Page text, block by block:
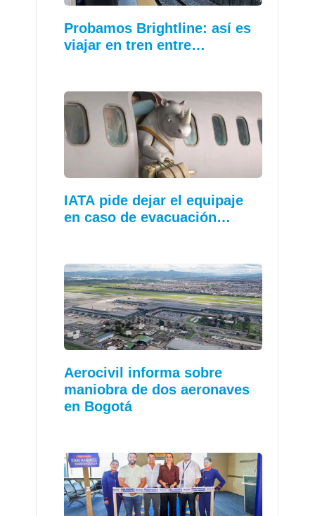
Probamos Brightline: así es
viajar en tren entre…
IATA pide dejar el equipaje
en caso de evacuación…
Aerocivil informa sobre
maniobra de dos aeronaves
en Bogotá